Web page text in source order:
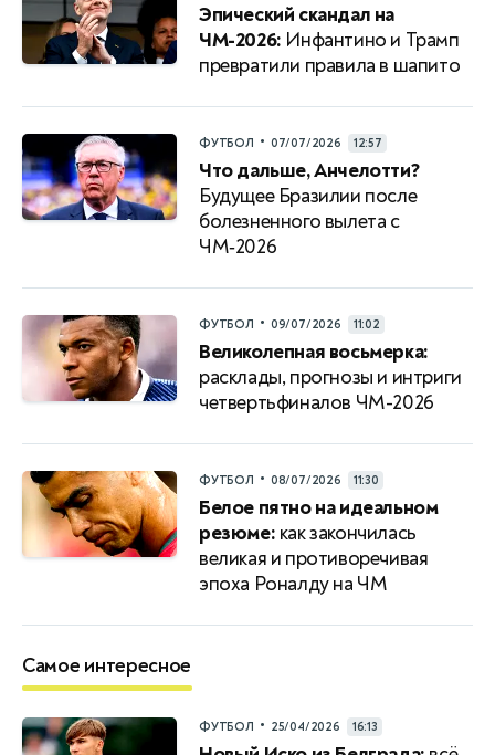
Эпический скандал на
ЧМ-2026: Инфантино и Трамп
превратили правила в шапито
ФУТБОЛ • 07/07/2026 12:57
Что дальше, Анчелотти?
Будущее Бразилии после
болезненного вылета с
ЧМ‑2026
ФУТБОЛ • 09/07/2026 11:02
Великолепная восьмерка:
расклады, прогнозы и интриги
четвертьфиналов ЧМ-2026
ФУТБОЛ • 08/07/2026 11:30
Белое пятно на идеальном
резюме: как закончилась
великая и противоречивая
эпоха Роналду на ЧМ
Самое интересное
ФУТБОЛ • 25/04/2026 16:13